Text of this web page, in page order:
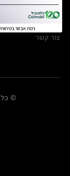
אולמות תצוגה
מרכזי שירות
צור קשר
© כל